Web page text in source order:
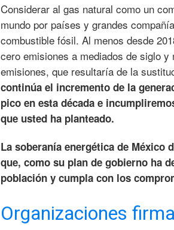
Considerar al gas natural como un
mundo por países y grandes
combustible fósil. Al menos desde
cero emisiones a mediados de siglo
emisiones, que resultaría de la
continúa el incremento de la
pico en esta década e
que usted ha planteado.
La soberanía energética de México
que, como su plan de gobierno ha
población y cumpla con los
Organizaciones